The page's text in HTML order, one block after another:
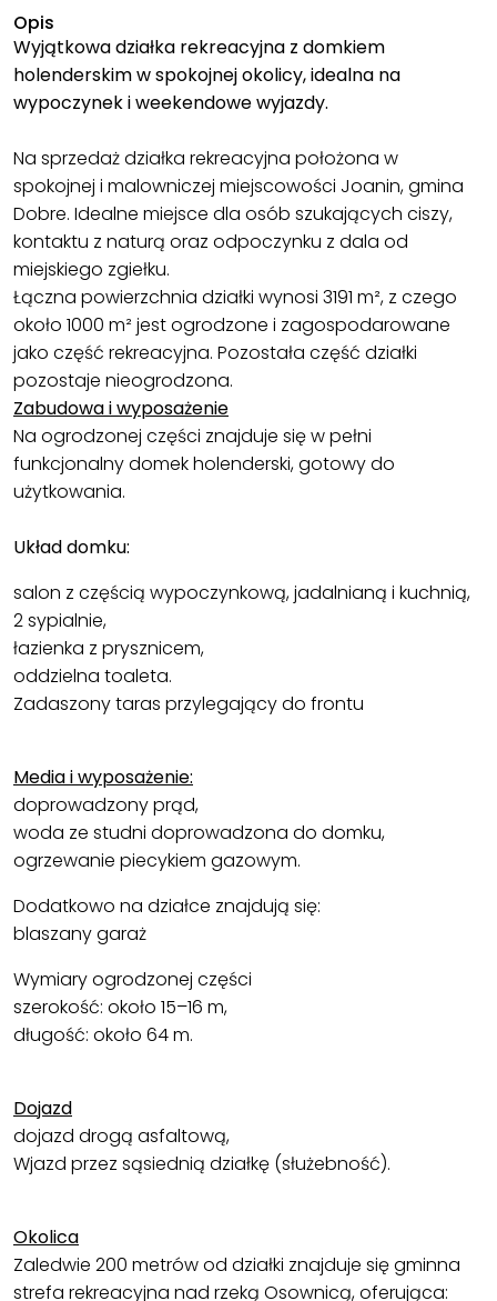
Opis
Wyjątkowa działka rekreacyjna z domkiem
holenderskim w spokojnej okolicy, idealna na
wypoczynek i weekendowe wyjazdy.
Na sprzedaż działka rekreacyjna położona w
spokojnej i malowniczej miejscowości Joanin, gmina
Dobre. Idealne miejsce dla osób szukających ciszy,
kontaktu z naturą oraz odpoczynku z dala od
miejskiego zgiełku.
Łączna powierzchnia działki wynosi 3191 m², z czego
około 1000 m² jest ogrodzone i zagospodarowane
jako część rekreacyjna. Pozostała część działki
pozostaje nieogrodzona.
Zabudowa i wyposażenie
Na ogrodzonej części znajduje się w pełni
funkcjonalny domek holenderski, gotowy do
użytkowania.
Układ domku:
salon z częścią wypoczynkową, jadalnianą i kuchnią,
2 sypialnie,
łazienka z prysznicem,
oddzielna toaleta.
Zadaszony taras przylegający do frontu
Media i wyposażenie:
doprowadzony prąd,
woda ze studni doprowadzona do domku,
ogrzewanie piecykiem gazowym.
Dodatkowo na działce znajdują się:
blaszany garaż
Wymiary ogrodzonej części
szerokość: około 15–16 m,
długość: około 64 m.
Dojazd
dojazd drogą asfaltową,
Wjazd przez sąsiednią działkę (służebność).
Okolica
Zaledwie 200 metrów od działki znajduje się gminna
strefa rekreacyjna nad rzeką Osownicą, oferująca: